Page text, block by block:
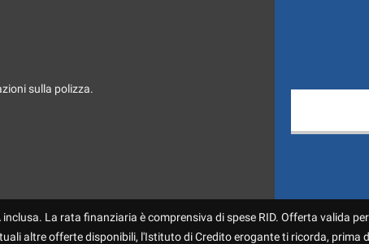
sulla polizza.
La rata finanziaria è comprensiva di spese RID. Offerta valida
altre offerte disponibili, l'Istituto di Credito erogante ti ricorda,